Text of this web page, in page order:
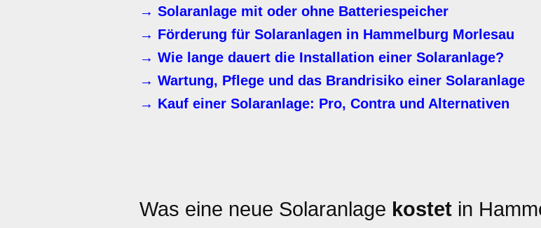
→ Solaranlage mit oder ohne Batteriespeicher
→ Förderung für Solaranlagen in Hammelburg Morlesau
→ Wie lange dauert die Installation einer Solaranlage?
→ Wartung, Pflege und das Brandrisiko einer Solaranlage
→ Kauf einer Solaranlage: Pro, Contra und Alternativen
Was eine neue Solaranlage kostet in